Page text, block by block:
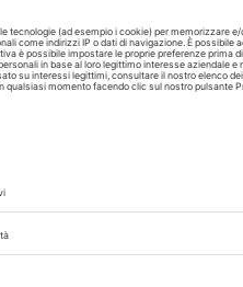
alla nostra newsletter!